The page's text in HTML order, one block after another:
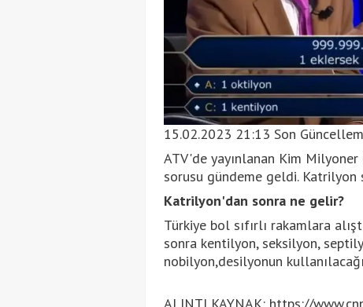
15.02.2023 21:13 Son
ATV'de yayınlanan Kim Milyoner
sorusu gündeme geldi. Katrilyon
Katrilyon'dan sonra ne gelir?
Türkiye bol sıfırlı rakamlara
sonra kentilyon, seksilyon,
nobilyon,desilyonun